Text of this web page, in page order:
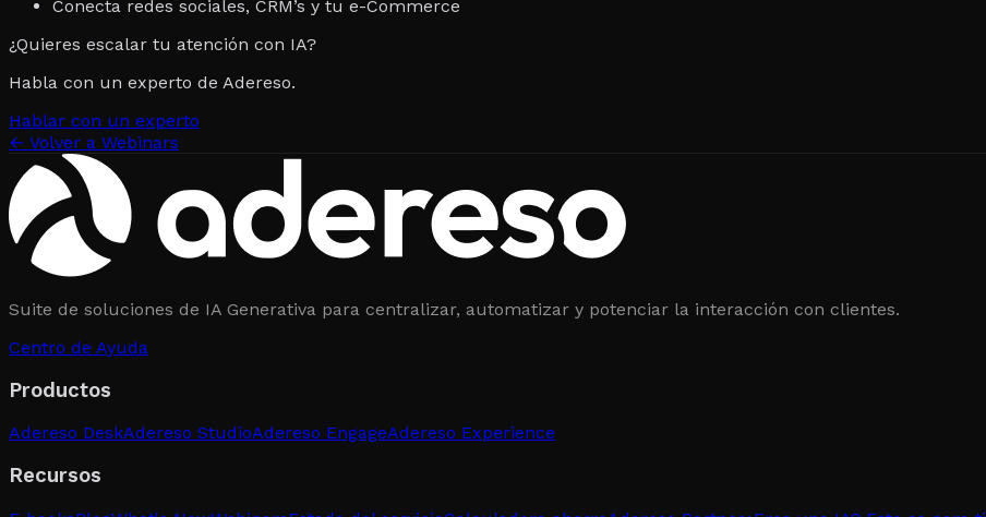
Conecta redes sociales, CRM’s y tu e-Commerce
¿Quieres escalar tu atención con IA?
Habla con un experto de Adereso.
Hablar con un experto
← Volver a Webinars
Suite de soluciones de IA Generativa para centralizar, automatizar y potenciar la interacción con clientes.
Centro de Ayuda
Productos
Adereso DeskAdereso StudioAdereso EngageAdereso Experience
Recursos